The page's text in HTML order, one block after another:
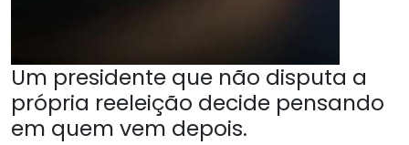
Um presidente que não disputa a
própria reeleição decide pensando
em quem vem depois.